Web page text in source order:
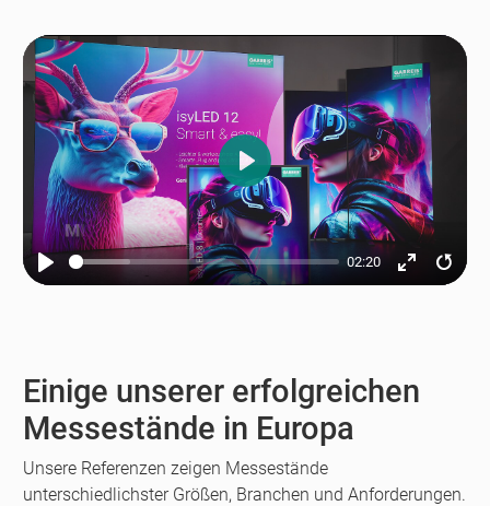
Play
02:20
Enter
Play
Einige unserer erfolgreichen
Messestände in Europa
Unsere Referenzen zeigen Messestände
unterschiedlichster Größen, Branchen und Anforderungen.